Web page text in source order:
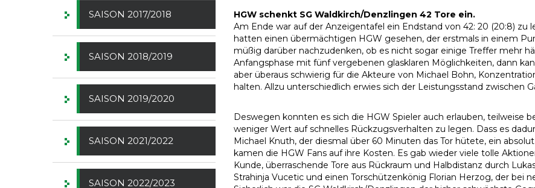
HGW schenkt SG Waldkirch/Denzlingen 42 Tore ein.
Am Ende war auf der Anzeigentafel ein Endstand von 42: 20 (20:8) zu
hatten einen übermächtigen HGW gesehen, der erstmals in einem
müßig darüber nachzudenken, ob es nicht sogar einige Treffer mehr
Anfangsphase mit fünf vergebenen glasklaren Möglichkeiten, dann
aber überaus schwierig für die Akteure von Michael Bohn,
halten. Allzu unterschiedlich erwies sich der Leistungsstand zwischen
Deswegen konnten es sich die HGW Spieler auch erlauben, teilweise
weniger Wert auf schnelles Rückzugsverhalten zu legen. Dass es
Michael Knuth, der diesmal über 60 Minuten das Tor hütete, ein
kamen die HGW Fans auf ihre Kosten. Es gab wieder viele tolle
Kunde, überraschende Tore aus Rückraum und Halbdistanz durch
Strahinja Vucetic und einen Torschützenkönig Florian Herzog, der bei
SAISON 2017/2018
SAISON 2018/2019
SAISON 2019/2020
SAISON 2021/2022
SAISON 2022/2023